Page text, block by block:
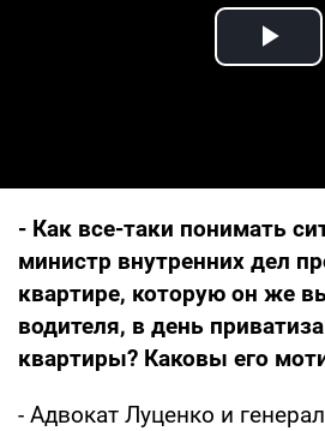
- Как все-таки понимать
министр внутренних дел
квартире, которую он же
водителя, в день
квартиры? Каковы его
- Адвокат Луценко и